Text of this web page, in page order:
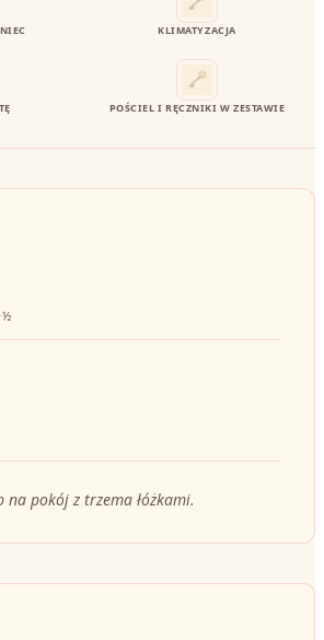
KLIMATYZACJA
POŚCIEL I RĘCZNIKI W ZESTAWIE
na pokój z trzema łóżkami.